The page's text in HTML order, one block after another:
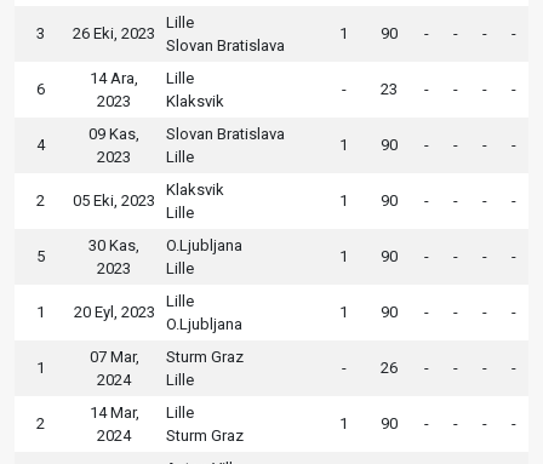
3 26 Eki, 2023
Lille
Slovan Bratislava
1 90 - - - -
6
14 Ara,
2023
Lille
Klaksvik
- 23 - - - -
4
09 Kas,
2023
Slovan Bratislava
Lille
1 90 - - - -
2 05 Eki, 2023
Klaksvik
Lille
1 90 - - - -
5
30 Kas,
2023
O.Ljubljana
Lille
1 90 - - - -
1 20 Eyl, 2023
Lille
O.Ljubljana
1 90 - - - -
1
07 Mar,
2024
Sturm Graz
Lille
- 26 - - - -
2
14 Mar,
2024
Lille
Sturm Graz
1 90 - - - -